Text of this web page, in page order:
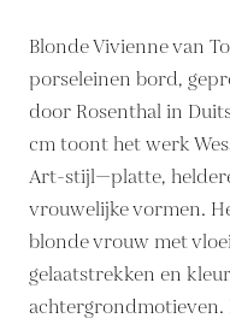
Blonde Vivienne van
porseleinen bord,
door Rosenthal in
cm toont het werk
Art-stijl—platte,
vrouwelijke vormen.
blonde vrouw met
gelaatstrekken en
achtergrondmotieven.